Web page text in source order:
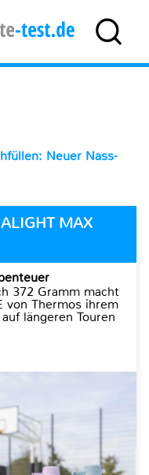
Neuer Nass-
MAX
372 Gramm macht
von Thermos ihrem
längeren Touren